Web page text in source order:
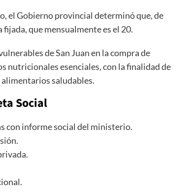
el Gobierno provincial determinó que, de
fijada, que mensualmente es el 20.
de San Juan en la compra de
nutricionales esenciales, con la finalidad de
saludables.
Social
con informe social del ministerio.